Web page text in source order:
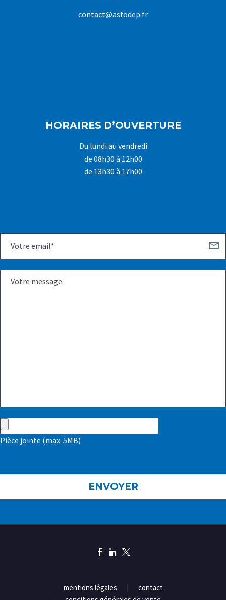
contact@asfodep.fr
HORAIRES D’OUVERTURE
Du lundi au vendredi
de 08h30 à 12h00
de 13h30 à 17h00
Pièce jointe (max. 5MB)
mentions légales
contact